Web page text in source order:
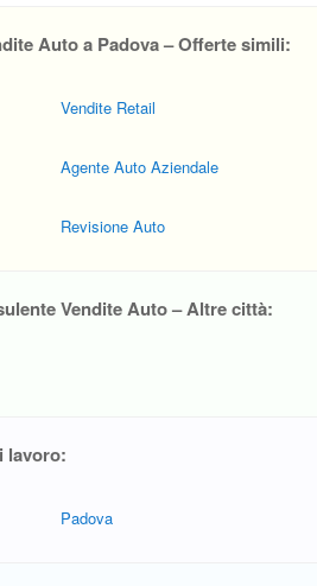
Auto a Padova – Offerte simili:
Vendite Retail
Agente Auto Aziendale
Revisione Auto
Vendite Auto – Altre città:
lavoro:
Padova